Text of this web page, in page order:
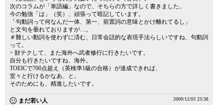
次のコラムが「単語編」なので、そちらの方で詳しく書きました。
今の勉強「は」（笑）、頑張って暗記しています。
「句動詞って何なんだ一体、第一、前置詞の意味とかけ離れてるし」
と文句を垂れておりますが…。
＃難しい動詞を使わずに済む、日常会話的な表現手法らしいですね、句動詞
って。
> 財テクして、また海外へ武者修行に行きたいです。
自分も行きたいですね、海外。
TOEICで700点超え（英検準1級の合格）が達成できれば、
堂々と行けるかなあ、と。
そのためにも、精進したいです。
まだ若い人 2009/12/03 23:38